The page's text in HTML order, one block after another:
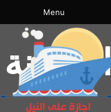
Menu